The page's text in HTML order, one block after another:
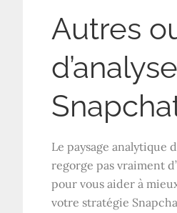
Autres
Le paysage analytique
regorge pas vraiment
pour vous aider à
votre stratégie